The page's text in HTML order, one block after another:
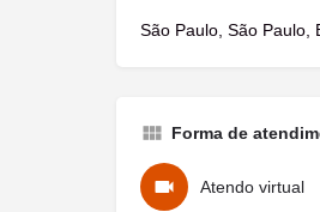
São Paulo, São Paulo,
Forma de
Atendo virtual